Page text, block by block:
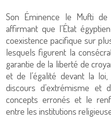
Son Éminence le Mufti
affirmant que l’État
coexistence pacifique sur
lesquels figurent la
garantie de la liberté de
et de l’égalité devant la
discours d’extrémisme et
concepts erronés et le
entre les institutions